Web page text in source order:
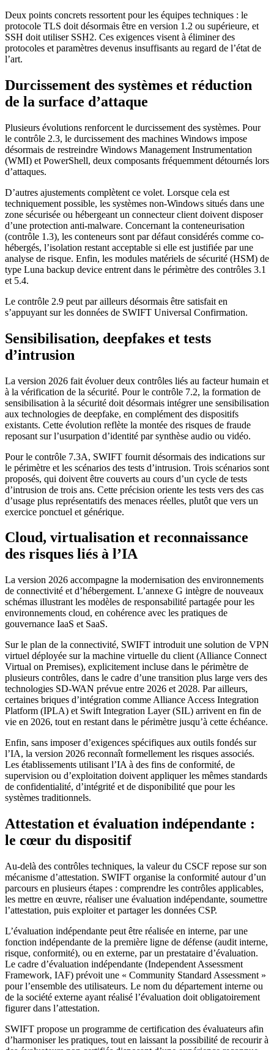
Deux points concrets ressortent pour les équipes techniques : le
protocole TLS doit désormais être en version 1.2 ou supérieure, et
SSH doit utiliser SSH2. Ces exigences visent à éliminer des
protocoles et paramètres devenus insuffisants au regard de l’état de
l’art.
Durcissement des systèmes et réduction
de la surface d’attaque
Plusieurs évolutions renforcent le durcissement des systèmes. Pour
le contrôle 2.3, le durcissement des machines Windows impose
désormais de restreindre Windows Management Instrumentation
(WMI) et PowerShell, deux composants fréquemment détournés lors
d’attaques.
D’autres ajustements complètent ce volet. Lorsque cela est
techniquement possible, les systèmes non-Windows situés dans une
zone sécurisée ou hébergeant un connecteur client doivent disposer
d’une protection anti-malware. Concernant la conteneurisation
(contrôle 1.3), les conteneurs sont par défaut considérés comme co-
hébergés, l’isolation restant acceptable si elle est justifiée par une
analyse de risque. Enfin, les modules matériels de sécurité (HSM) de
type Luna backup device entrent dans le périmètre des contrôles 3.1
et 5.4.
Le contrôle 2.9 peut par ailleurs désormais être satisfait en
s’appuyant sur les données de SWIFT Universal Confirmation.
Sensibilisation, deepfakes et tests
d’intrusion
La version 2026 fait évoluer deux contrôles liés au facteur humain et
à la vérification de la sécurité. Pour le contrôle 7.2, la formation de
sensibilisation à la sécurité doit désormais intégrer une sensibilisation
aux technologies de deepfake, en complément des dispositifs
existants. Cette évolution reflète la montée des risques de fraude
reposant sur l’usurpation d’identité par synthèse audio ou vidéo.
Pour le contrôle 7.3A, SWIFT fournit désormais des indications sur
le périmètre et les scénarios des tests d’intrusion. Trois scénarios sont
proposés, qui doivent être couverts au cours d’un cycle de tests
d’intrusion de trois ans. Cette précision oriente les tests vers des cas
d’usage plus représentatifs des menaces réelles, plutôt que vers un
exercice ponctuel et générique.
Cloud, virtualisation et reconnaissance
des risques liés à l’IA
La version 2026 accompagne la modernisation des environnements
de connectivité et d’hébergement. L’annexe G intègre de nouveaux
schémas illustrant les modèles de responsabilité partagée pour les
environnements cloud, en cohérence avec les pratiques de
gouvernance IaaS et SaaS.
Sur le plan de la connectivité, SWIFT introduit une solution de VPN
virtuel déployée sur la machine virtuelle du client (Alliance Connect
Virtual on Premises), explicitement incluse dans le périmètre de
plusieurs contrôles, dans le cadre d’une transition plus large vers des
technologies SD-WAN prévue entre 2026 et 2028. Par ailleurs,
certaines briques d’intégration comme Alliance Access Integration
Platform (IPLA) et Swift Integration Layer (SIL) arrivent en fin de
vie en 2026, tout en restant dans le périmètre jusqu’à cette échéance.
Enfin, sans imposer d’exigences spécifiques aux outils fondés sur
l’IA, la version 2026 reconnaît formellement les risques associés.
Les établissements utilisant l’IA à des fins de conformité, de
supervision ou d’exploitation doivent appliquer les mêmes standards
de confidentialité, d’intégrité et de disponibilité que pour les
systèmes traditionnels.
Attestation et évaluation indépendante :
le cœur du dispositif
Au-delà des contrôles techniques, la valeur du CSCF repose sur son
mécanisme d’attestation. SWIFT organise la conformité autour d’un
parcours en plusieurs étapes : comprendre les contrôles applicables,
les mettre en œuvre, réaliser une évaluation indépendante, soumettre
l’attestation, puis exploiter et partager les données CSP.
L’évaluation indépendante peut être réalisée en interne, par une
fonction indépendante de la première ligne de défense (audit interne,
risque, conformité), ou en externe, par un prestataire d’évaluation.
Le cadre d’évaluation indépendante (Independent Assessment
Framework, IAF) prévoit une « Community Standard Assessment »
pour l’ensemble des utilisateurs. Le nom du département interne ou
de la société externe ayant réalisé l’évaluation doit obligatoirement
figurer dans l’attestation.
SWIFT propose un programme de certification des évaluateurs afin
d’harmoniser les pratiques, tout en laissant la possibilité de recourir à